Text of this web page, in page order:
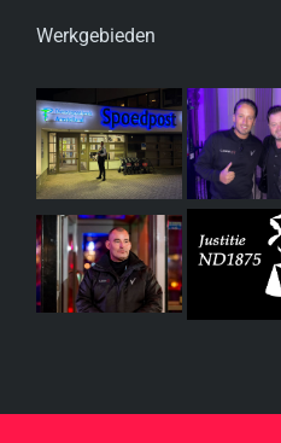
Werkgebieden